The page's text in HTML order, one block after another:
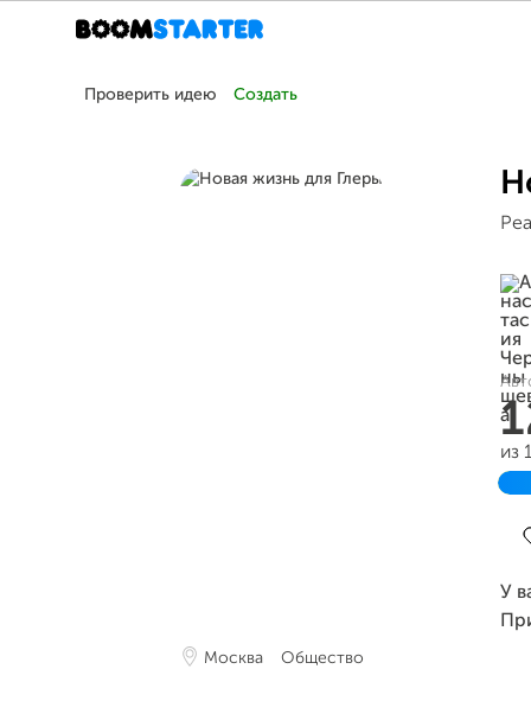
Проверить идею Создать
Москва Общество
из
У